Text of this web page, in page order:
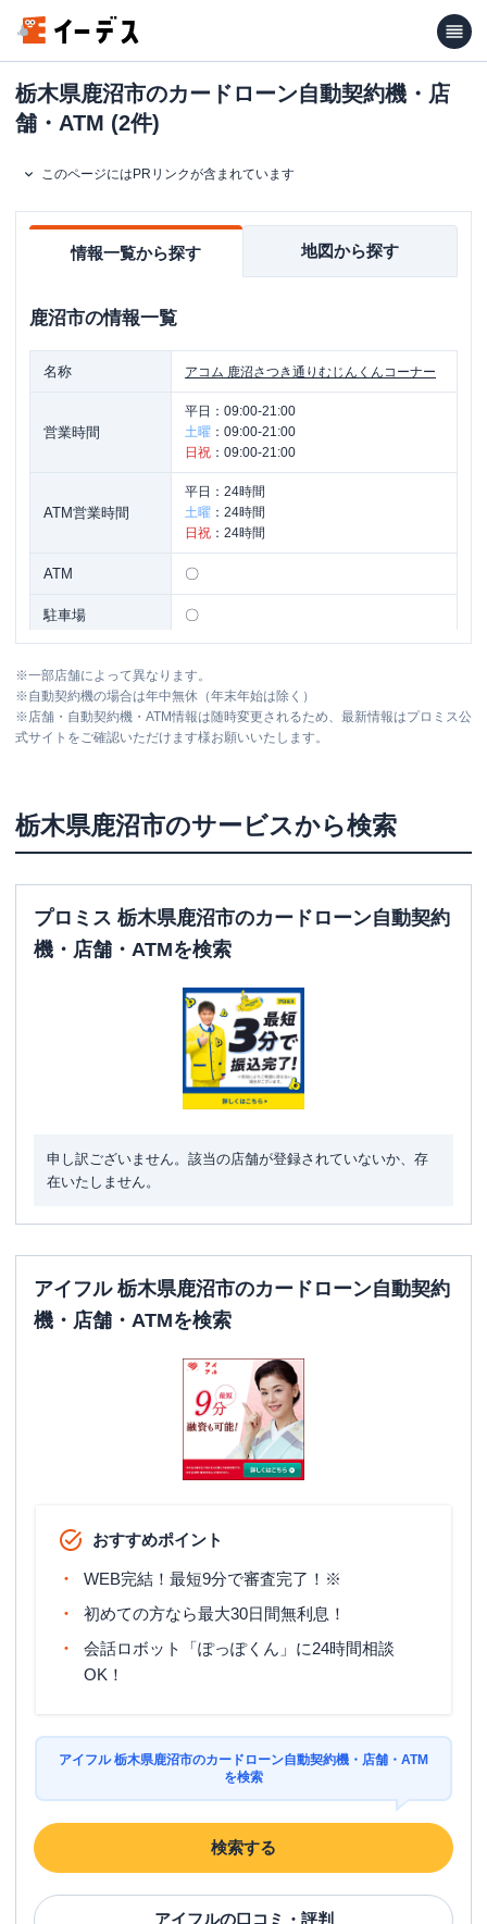
栃木県鹿沼市のカードローン自動契約機・店
舗・ATM (2件)
このページにはPRリンクが含まれています
情報一覧から探す 地図から探す
鹿沼市の情報一覧
名称 アコム 鹿沼さつき通りむじんくんコーナー
営業時間
平日： 09:00-21:00
土曜 ： 09:00-21:00
日祝 ： 09:00-21:00
ATM営業時間
平日： 24時間
土曜 ： 24時間
日祝 ： 24時間
ATM 〇
駐車場 〇
名称
アイフル 【2026/7/31閉店】鹿沼さつき通り
店 無人契約コーナー
日祝：09:00-21:00
ATM営業時間
土曜：-
日祝：-
ATM ✕
〇
栃木県鹿沼市茂呂１０５９－６
※一部店舗によって異なります。
※自動契約機の場合は年中無休（年末年始は除く）
※店舗・自動契約機・ATM情報は随時変更されるため、最新情報はプロミス公
式サイトをご確認いただけます様お願いいたします。
栃木県鹿沼市のサービスから検索
プロミス 栃木県鹿沼市のカードローン自動契約
機・店舗・ATMを検索
申し訳ございません。該当の店舗が登録されていないか、存
在いたしません。
アイフル 栃木県鹿沼市のカードローン自動契約
機・店舗・ATMを検索
おすすめポイント
WEB完結！最短9分で審査完了！※
初めての方なら最大30日間無利息！
会話ロボット「ぽっぽくん」に24時間相談
OK！
アイフル 栃木県鹿沼市のカードローン自動契約機・店舗・ATM
を検索
検索する
アイフルの口コミ・評判